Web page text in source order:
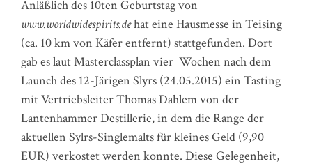
Anläßlich des 10ten Geburtstag von
www.worldwidespirits.dehat eine Hausmesse in Teising
(ca. 10 km von Käfer entfernt) stattgefunden. Dort
gab es laut Masterclassplan vier Wochen nach dem
Launch des 12-Järigen Slyrs (24.05.2015) ein Tasting
mit Vertriebsleiter Thomas Dahlem von der
Lantenhammer Destillerie, in dem die Range der
aktuellen Sylrs-Singlemalts für kleines Geld (9,90
EUR) verkostet werden konnte. Diese Gelegenheit,